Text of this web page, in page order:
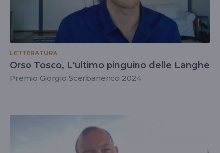
LETTERATURA
Orso Tosco, L'ultimo pinguino delle Langhe
Premio Giorgio Scerbanenco 2024